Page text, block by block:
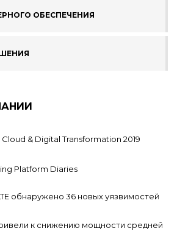
ОБЕСПЕЧЕНИЯ
& Digital Transformation 2019
Platform Diaries
обнаружено 36 новых уязвимостей
к снижению мощности средней